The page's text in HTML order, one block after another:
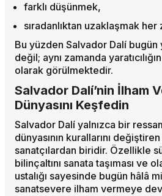
farklı düşünmek,
sıradanlıktan uzaklaşmak her
Bu yüzden Salvador Dalí bugün
değil; aynı zamanda
olarak görülmektedir.
Salvador Dalí’nin İlham
Dünyasını Keşfedin
Salvador Dalí yalnızca bir
dünyasının kurallarını değiştiren
sanatçılardan biridir. Özellikle
bilinçaltını sanata taşıması ve
ustalığı sayesinde bugün hâlâ
sanatsevere ilham vermeye